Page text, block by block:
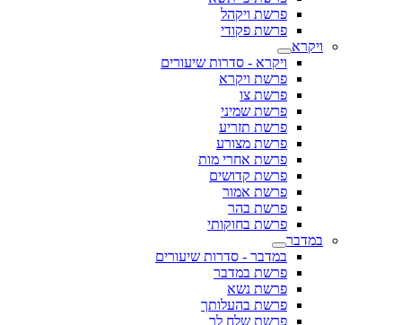
פרשת ויקהל
פרשת פקודי
ויקרא
ויקרא - סדרות שיעורים
פרשת ויקרא
פרשת צו
פרשת שמיני
פרשת תזריע
פרשת מצורע
פרשת אחרי מות
פרשת קדושים
פרשת אמור
פרשת בהר
פרשת בחוקותי
במדבר
במדבר - סדרות שיעורים
פרשת במדבר
פרשת נשא
פרשת בהעלותך
פרשת שלח לך